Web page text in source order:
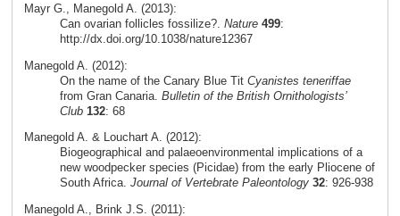
Mayr G., Manegold A. (2013):
Can ovarian follicles fossilize?. Nature 499:
http://dx.doi.org/10.1038/nature12367
Manegold A. (2012):
On the name of the Canary Blue Tit Cyanistes teneriffae
from Gran Canaria. Bulletin of the British Ornithologists’
Club 132: 68
Manegold A. & Louchart A. (2012):
Biogeographical and palaeoenvironmental implications of a
new woodpecker species (Picidae) from the early Pliocene of
South Africa. Journal of Vertebrate Paleontology 32: 926-938
Manegold A., Brink J.S. (2011):